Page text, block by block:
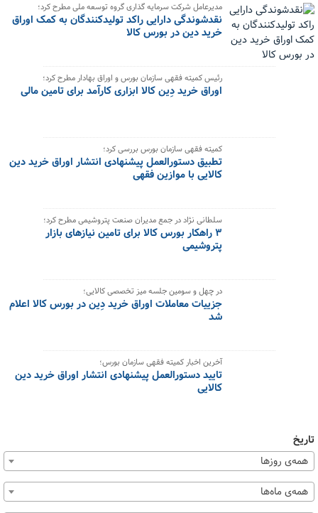
مدیرعامل شرکت سرمایه گذاری گروه توسعه ملی مطرح کرد؛
نقدشوندگی دارایی‌ راکد تولیدکنندگان به کمک اوراق
خرید دین در بورس کالا
رئیس کمیته فقهی سازمان بورس و اوراق بهادار مطرح کرد؛
اوراق خرید دِین کالا ابزاری کارآمد برای تامین مالی
کمیته فقهی سازمان بورس بررسی کرد؛
تطبیق دستورالعمل پیشنهادی انتشار اوراق خرید دین
کالایی با موازین فقهی
سلطانی نژاد در جمع مدیران صنعت پتروشیمی مطرح کرد؛
​‎۳ راهکار بورس کالا برای تامین نیازهای بازار
پتروشیمی
در چهل و سومین جلسه میز تخصصی کالایی؛
جزییات معاملات اوراق خرید دِین در بورس کالا اعلام
شد
آخرین اخبار کمیته فقهی سازمان بورس؛
تایید دستورالعمل پیشنهادی انتشار اوراق خرید دین
کالایی
تاریخ
همه‌ی روزها
همه‌ی ماه‌ها